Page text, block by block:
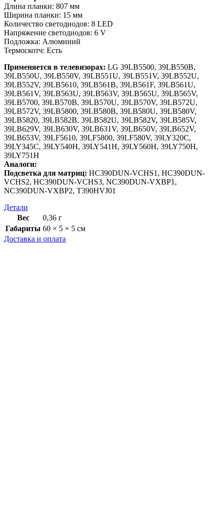
Длина планки: 807 мм
Ширина планки: 15 мм
Количество светодиодов: 8 LED
Напряжение светодиодов: 6 V
Подложка: Алюминий
Термоскотч: Есть
Применяется в телевизорах: LG 39LB5500, 39LB550B,
39LB550U, 39LB550V, 39LB551U, 39LB551V, 39LB552U,
39LB552V, 39LB5610, 39LB561B, 39LB561F, 39LB561U,
39LB561V, 39LB563U, 39LB563V, 39LB565U, 39LB565V,
39LB5700, 39LB570B, 39LB570U, 39LB570V, 39LB572U,
39LB572V, 39LB5800, 39LB580B, 39LB580U, 39LB580V,
39LB5820, 39LB582B, 39LB582U, 39LB582V, 39LB585V,
39LB629V, 39LB630V, 39LB631V, 39LB650V, 39LB652V,
39LB653V, 39LF5610, 39LF5800, 39LF580V, 39LY320C,
39LY345C, 39LY540H, 39LY541H, 39LY560H, 39LY750H,
39LY751H
Аналоги:
Подсветка для матриц: HC390DUN-VCHS1, HC390DUN-
VCHS2, HC390DUN-VCHS3, NC390DUN-VXBP1,
NC390DUN-VXBP2, T390HVJ01
Детали
Вес
0,36 г
Габариты 60 × 5 × 5 см
Доставка и оплата